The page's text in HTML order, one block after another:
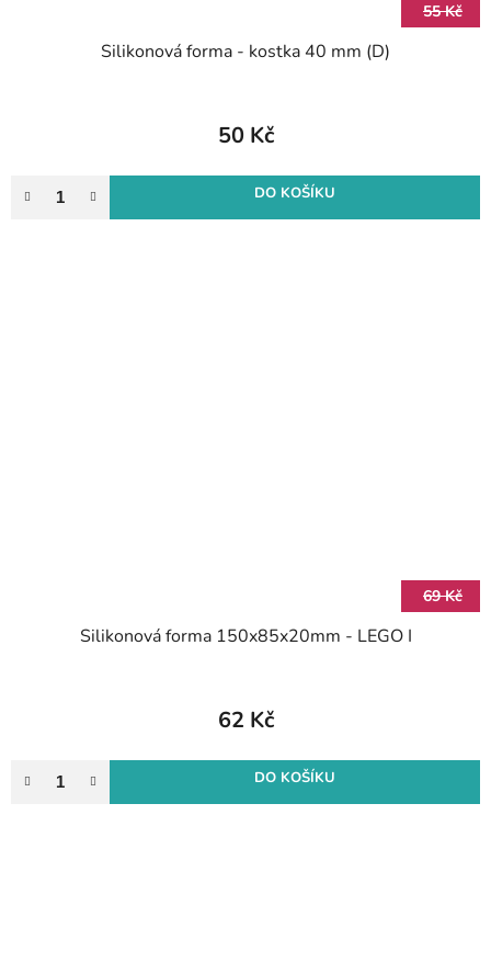
55 Kč
Silikonová forma - kostka 40 mm (D)
50 Kč
DO KOŠÍKU
69 Kč
Silikonová forma 150x85x20mm - LEGO I
62 Kč
DO KOŠÍKU